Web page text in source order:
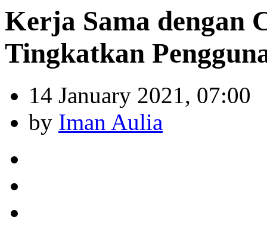
Kerja Sama dengan
Tingkatkan
14 January 2021, 07:00
by Iman Aulia